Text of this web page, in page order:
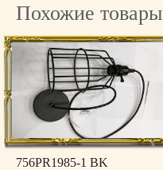
Похожие товары
756PR1985-1 BK